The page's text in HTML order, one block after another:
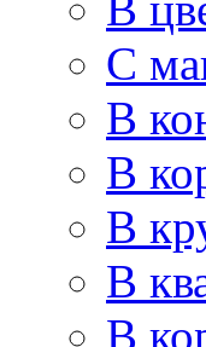
С
В
В
В
В
В